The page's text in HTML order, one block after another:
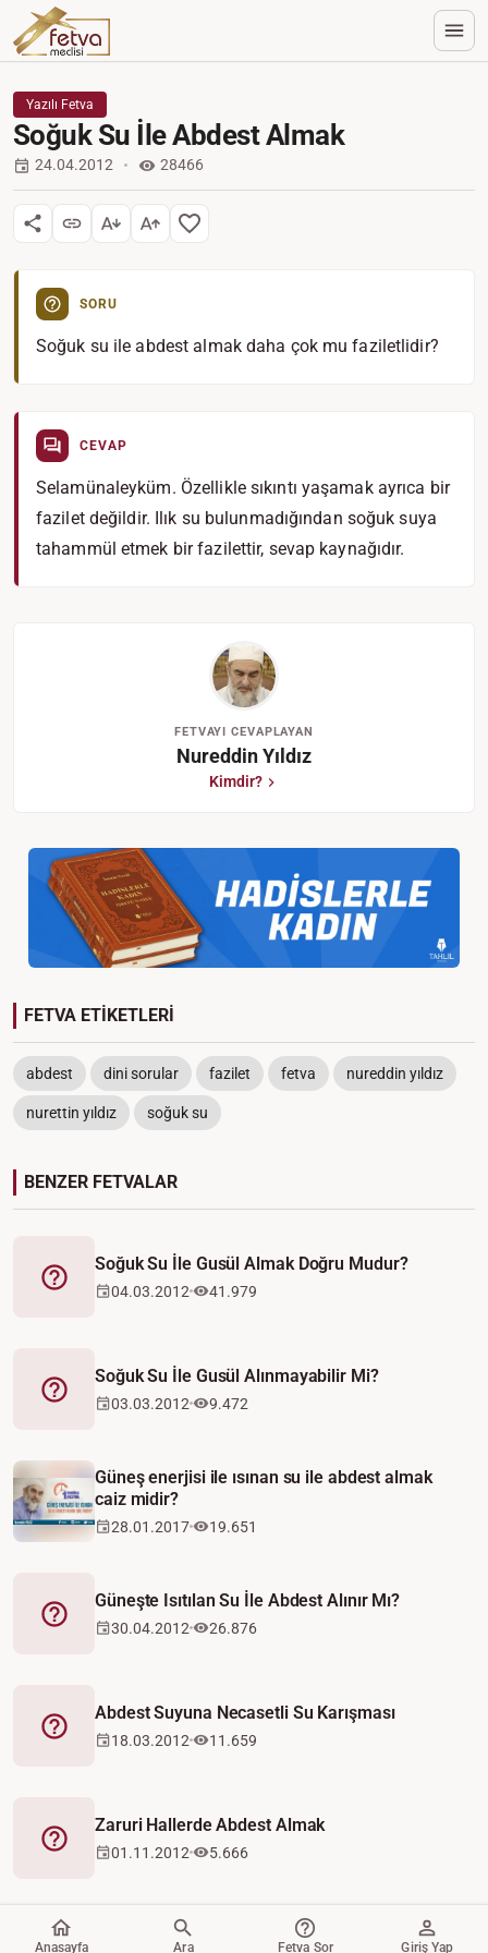
Yazılı Fetva
Soğuk Su İle Abdest Almak
24.04.2012 28466
SORU
Soğuk su ile abdest almak daha çok mu faziletlidir?
CEVAP
Selamünaleyküm. Özellikle sıkıntı yaşamak ayrıca bir
fazilet değildir. Ilık su bulunmadığından soğuk suya
tahammül etmek bir fazilettir, sevap kaynağıdır.
FETVAYI CEVAPLAYAN
Nureddin Yıldız
Kimdir?
FETVA ETİKETLERİ
abdest dini sorular fazilet fetva nureddin yıldız
nurettin yıldız soğuk su
BENZER FETVALAR
Fetva
Soğuk Su İle Gusül Almak Doğru Mudur?
04.03.2012 41.979
Fetva
Soğuk Su İle Gusül Alınmayabilir Mi?
03.03.2012 9.472
Güneş enerjisi ile ısınan su ile abdest almak
caiz midir?
28.01.2017 19.651
Fetva
Güneşte Isıtılan Su İle Abdest Alınır Mı?
30.04.2012 26.876
Fetva
Abdest Suyuna Necasetli Su Karışması
18.03.2012 11.659
Fetva
Zaruri Hallerde Abdest Almak
01.11.2012 5.666
Anasayfa Ara Fetva Sor Giriş Yap